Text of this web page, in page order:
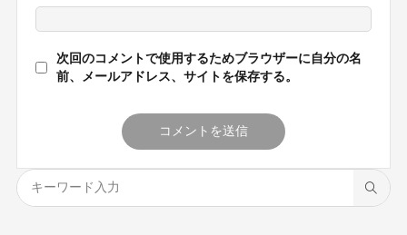
次回のコメントで使用するためブラウザーに自分の名
前、メールアドレス、サイトを保存する。